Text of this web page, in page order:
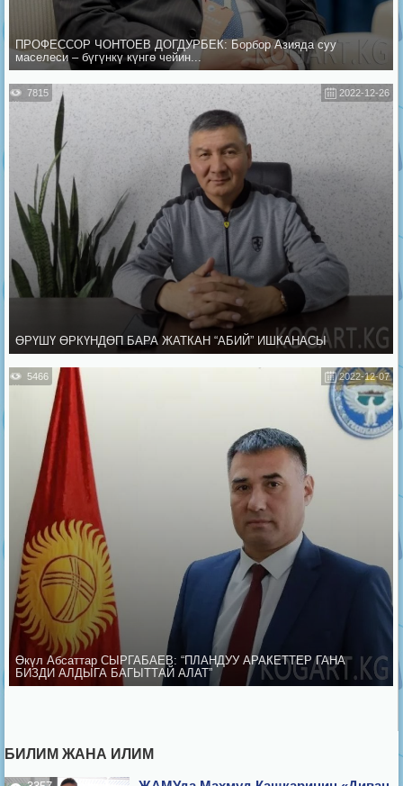
ПРОФЕССОР ЧОНТОЕВ ДОГДУРБЕК: Борбор Азияда суу
маселеси – бүгүнкү күнгө чейин...
2022-12-26
7815
ӨРҮШҮ ӨРКҮНДӨП БАРА ЖАТКАН “АБИЙ” ИШКАНАСЫ
2022-12-07
5466
Өкүл Абсаттар СЫРГАБАЕВ: “ПЛАНДУУ АРАКЕТТЕР ГАНА
БИЗДИ АЛДЫГА БАГЫТТАЙ АЛАТ”
БИЛИМ ЖАНА ИЛИМ